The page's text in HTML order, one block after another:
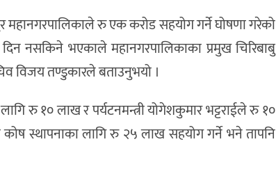
महानगरपालिकाले रु एक करोड सहयोग गर्ने घोषणा गरेको
नसकिने भएकाले महानगरपालिकाका प्रमुख चिरिबाबु
विजय तण्डुकारले बताउनुभयो ।
रु १० लाख र पर्यटनमन्त्री योगेशकुमार भट्टराईले रु १०
स्थापनाका लागि रु २५ लाख सहयोग गर्ने भने तापनि